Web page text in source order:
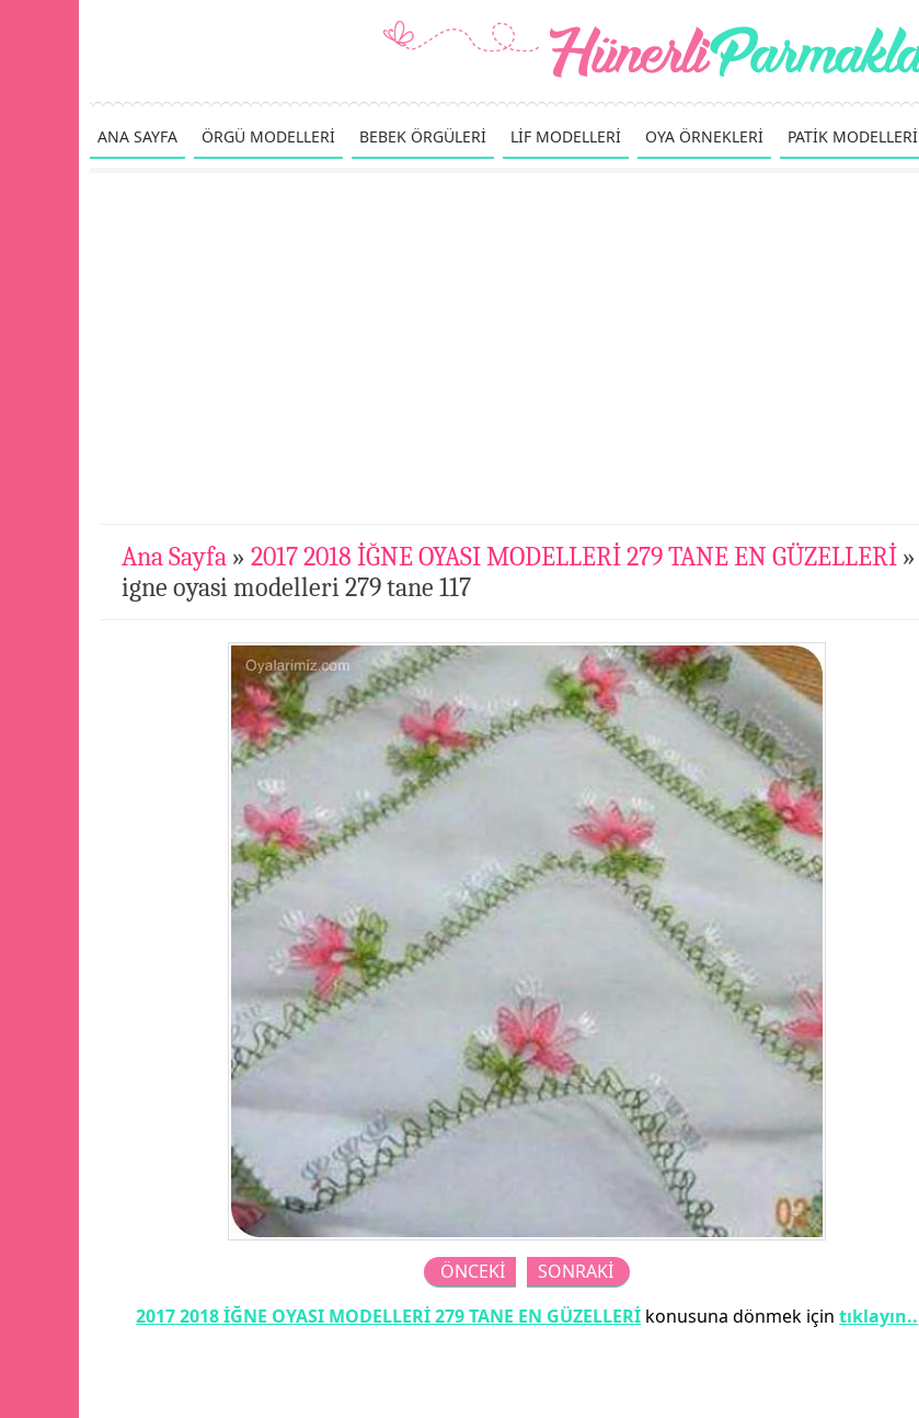
ANA SAYFA ÖRGÜ MODELLERİ BEBEK ÖRGÜLERİ LİF MODELLERİ OYA ÖRNEKLERİ PATİK MODELLERİ
Ana Sayfa» 2017 2018 İĞNE OYASI MODELLERİ 279 TANE EN GÜZELLERİ»
igne oyasi modelleri 279 tane 117
ÖNCEKİ
SONRAKİ
2017 2018 İĞNE OYASI MODELLERİ 279 TANE EN GÜZELLERİ konusuna dönmek içintıklayın..